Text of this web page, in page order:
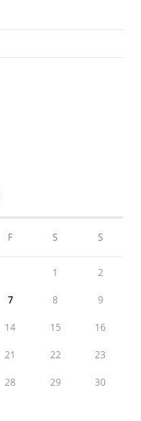
F S S
1 2
7 8 9
14 15 16
21 22 23
28 29 30